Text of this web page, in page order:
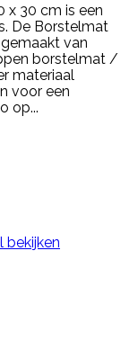
x 30 cm is een
De Borstelmat
van
borstelmat /
materiaal
voor een
op...
bekijken